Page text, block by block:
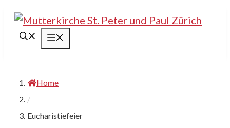
Springe
Inhalt
Home
/
Eucharistiefeier